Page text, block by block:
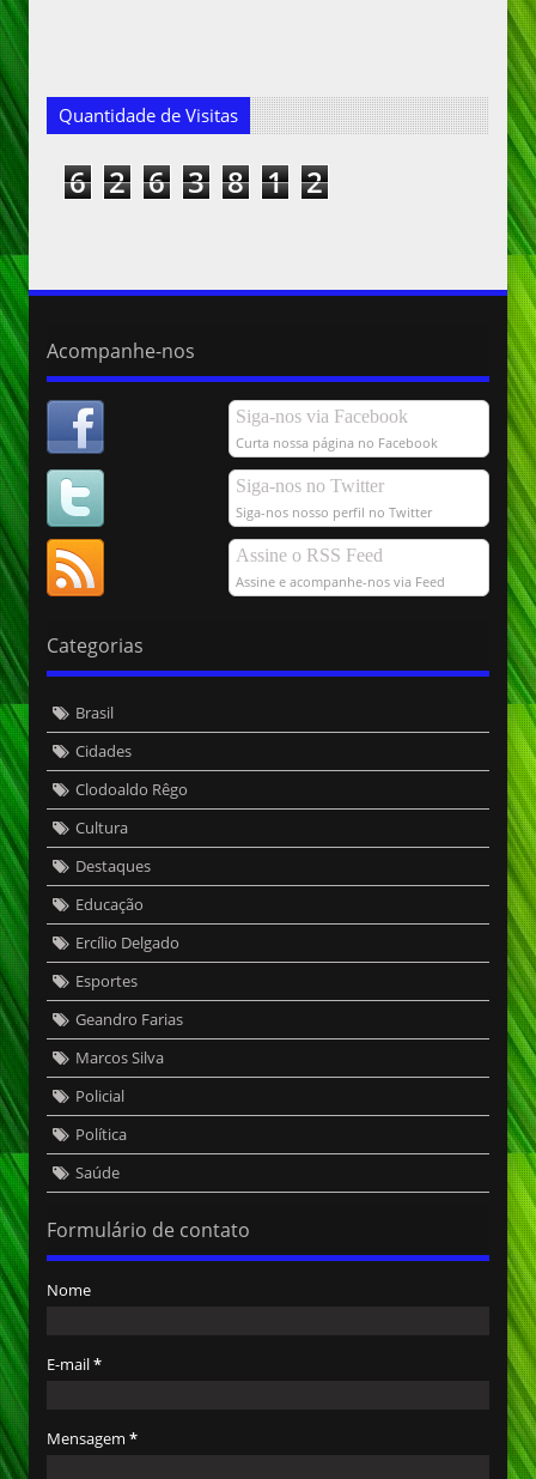
Quantidade de Visitas
6 2 6 3 8 1 2
Acompanhe-nos
Siga-nos via Facebook
Curta nossa página no Facebook
Siga-nos no Twitter
Siga-nos nosso perfil no Twitter
Assine o RSS Feed
Assine e acompanhe-nos via Feed
Categorias
Brasil
Cidades
Clodoaldo Rêgo
Cultura
Destaques
Educação
Ercílio Delgado
Esportes
Geandro Farias
Marcos Silva
Policial
Política
Saúde
Formulário de contato
Nome
E-mail*
Mensagem *